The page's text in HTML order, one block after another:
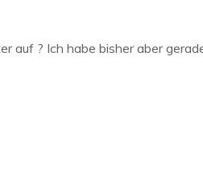
auf ? Ich habe bisher aber